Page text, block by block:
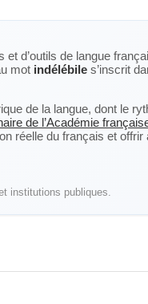
d’outils de langue
mot indélébile s’inscrit
de la langue, dont le
de l’Académie
réelle du français et
institutions publiques.